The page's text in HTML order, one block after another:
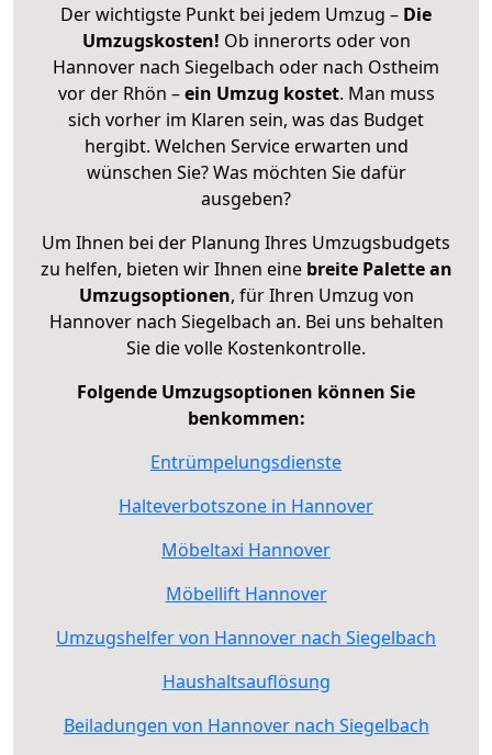
Der wichtigste Punkt bei jedem Umzug – Die
Umzugskosten! Ob innerorts oder von
Hannover nach Siegelbach oder nach Ostheim
vor der Rhön –ein Umzug kostet. Man muss
sich vorher im Klaren sein, was das Budget
hergibt. Welchen Service erwarten und
wünschen Sie? Was möchten Sie dafür
ausgeben?
Um Ihnen bei der Planung Ihres Umzugsbudgets
zu helfen, bieten wir Ihnen eine breite Palette an
Umzugsoptionen, für Ihren Umzug von
Hannover nach Siegelbach an. Bei uns behalten
Sie die volle Kostenkontrolle.
Folgende Umzugsoptionen können Sie
benkommen:
Entrümpelungsdienste
Halteverbotszone in Hannover
Möbeltaxi Hannover
Möbellift Hannover
Umzugshelfer von Hannover nach Siegelbach
Haushaltsauflösung
Beiladungen von Hannover nach Siegelbach